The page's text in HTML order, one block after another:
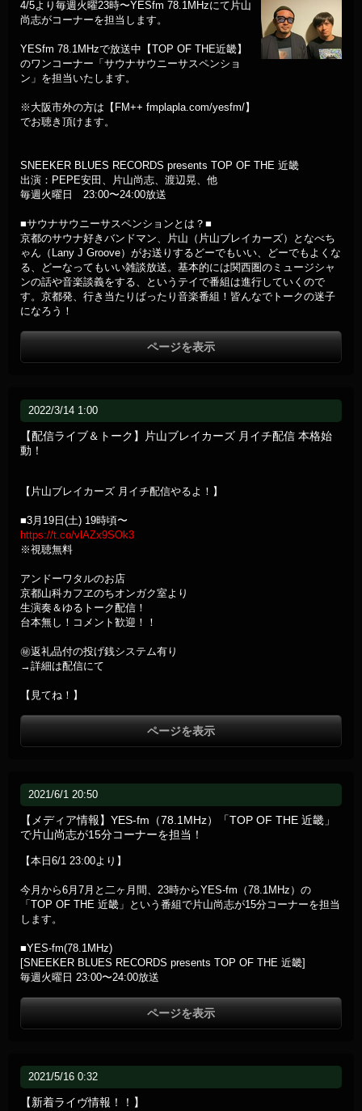
4/5より毎週火曜23時〜YESfm 78.1MHzにて片山
尚志がコーナーを担当します。
YESfm 78.1MHzで放送中【TOP OF THE近畿】
のワンコーナー「サウナサウニーサスペンショ
ン」を担当いたします。
※大阪市外の方は【FM++ fmplapla.com/yesfm/】
でお聴き頂けます。
SNEEKER BLUES RECORDS presents TOP OF THE 近畿
出演：PEPE安田、片山尚志、渡辺晃、他
毎週火曜日 23:00〜24:00放送
■サウナサウニーサスペンションとは？■
京都のサウナ好きバンドマン、片山（片山ブレイカーズ）となべち
ゃん（Lany J Groove）がお送りするどーでもいい、どーでもよくな
る、どーなってもいい雑談放送。基本的には関西圏のミュージシャ
ンの話や音楽談義をする、というテイで番組は進行していくので
す。京都発、行き当たりばったり音楽番組！皆んなでトークの迷子
になろう！
ページを表示
2022/3/14 1:00
【配信ライブ＆トーク】片山ブレイカーズ 月イチ配信 本格始
動！
【片山ブレイカーズ 月イチ配信やるよ！】
■3月19日(土) 19時頃〜
https://t.co/vlAZx9SOk3
※視聴無料
アンドーワタルのお店
京都山科カフヱのちオンガク室より
生演奏＆ゆるトーク配信！
台本無し！コメント歓迎！！
㊙返礼品付の投げ銭システム有り
→詳細は配信にて
【見てね！】
ページを表示
2021/6/1 20:50
【メディア情報】YES-fm（78.1MHz）「TOP OF THE 近畿」
で片山尚志が15分コーナーを担当！
【本日6/1 23:00より】
今月から6月7月と二ヶ月間、23時からYES-fm（78.1MHz）の
「TOP OF THE 近畿」という番組で片山尚志が15分コーナーを担当
します。
■YES-fm(78.1MHz)
[SNEEKER BLUES RECORDS presents TOP OF THE 近畿]
毎週火曜日 23:00〜24:00放送
ページを表示
2021/5/16 0:32
【新着ライヴ情報！！】